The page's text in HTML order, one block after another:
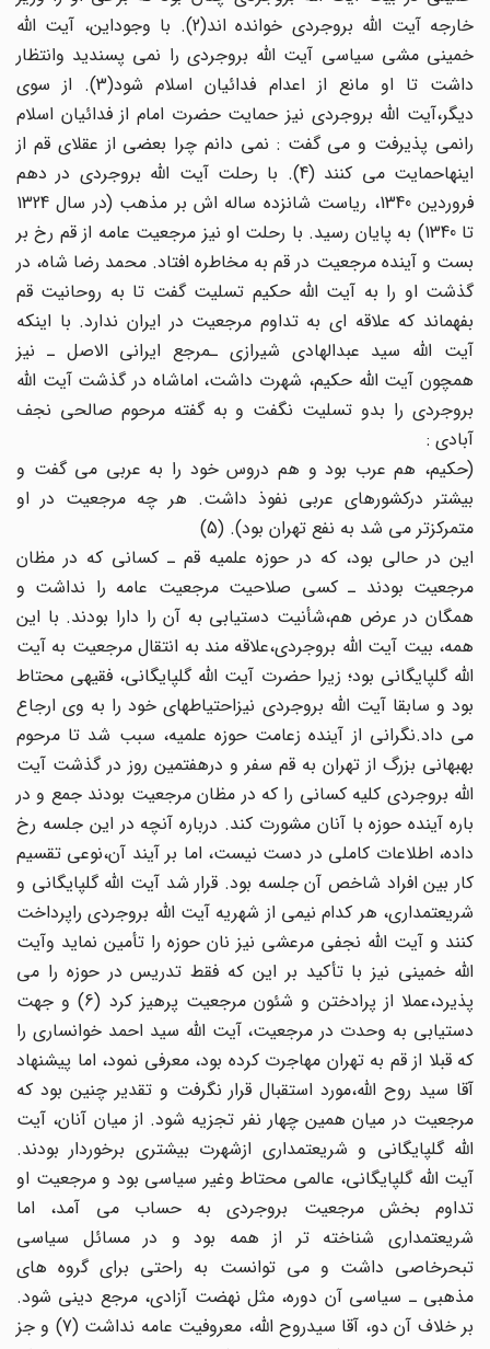
خارجه آیت الله بروجردی خوانده اند(2). با وجوداین، آیت الله
خمینی مشی سیاسی آیت الله بروجردی را نمی پسندید وانتظار
داشت تا او مانع از اعدام فدائیان اسلام شود(3). از سوی
دیگر،آیت الله بروجردی نیز حمایت حضرت امام از فدائیان اسلام
رانمی پذیرفت و می گفت : نمی دانم چرا بعضی از عقلای قم از
اینهاحمایت می کنند (4). با رحلت آیت الله بروجردی در دهم
فروردین 1340، ریاست شانزده ساله اش بر مذهب (در سال 1324
تا 1340) به پایان رسید. با رحلت او نیز مرجعیت عامه از قم رخ بر
بست و آینده مرجعیت در قم به مخاطره افتاد. محمد رضا شاه، در
گذشت او را به آیت الله حکیم تسلیت گفت تا به روحانیت قم
بفهماند که علاقه ای به تداوم مرجعیت در ایران ندارد. با اینکه
آیت الله سید عبدالهادی شیرازی ـمرجع ایرانی الاصل ـ نیز
همچون آیت الله حکیم، شهرت داشت، اماشاه در گذشت آیت الله
بروجردی را بدو تسلیت نگفت و به گفته مرحوم صالحی نجف
آبادی :
(حکیم، هم عرب بود و هم دروس خود را به عربی می گفت و
بیشتر درکشورهای عربی نفوذ داشت. هر چه مرجعیت در او
متمرکزتر می شد به نفع تهران بود). (5)
این در حالی بود، که در حوزه علمیه قم ـ کسانی که در مظان
مرجعیت بودند ـ کسی صلاحیت مرجعیت عامه را نداشت و
همگان در عرض هم،شأنیت دستیابی به آن را دارا بودند. با این
همه، بیت آیت الله بروجردی،علاقه مند به انتقال مرجعیت به آیت
الله گلپایگانی بود؛ زیرا حضرت آیت الله گلپایگانی، فقیهی محتاط
بود و سابقا آیت الله بروجردی نیزاحتیاطهای خود را به وی ارجاع
می داد.نگرانی از آینده زعامت حوزه علمیه، سبب شد تا مرحوم
بهبهانی بزرگ از تهران به قم سفر و درهفتمین روز در گذشت آیت
الله بروجردی کلیه کسانی را که در مظان مرجعیت بودند جمع و در
باره آینده حوزه با آنان مشورت کند. درباره آنچه در این جلسه رخ
داده، اطلاعات کاملی در دست نیست، اما بر آیند آن،نوعی تقسیم
کار بین افراد شاخص آن جلسه بود. قرار شد آیت الله گلپایگانی و
شریعتمداری، هر کدام نیمی از شهریه آیت الله بروجردی راپرداخت
کنند و آیت الله نجفی مرعشی نیز نان حوزه را تأمین نماید وآیت
الله خمینی نیز با تأکید بر این که فقط تدریس در حوزه را می
پذیرد،عملا از پرادختن و شئون مرجعیت پرهیز کرد (6) و جهت
دستیابی به وحدت در مرجعیت، آیت الله سید احمد خوانساری را
که قبلا از قم به تهران مهاجرت کرده بود، معرفی نمود، اما پیشنهاد
آقا سید روح الله،مورد استقبال قرار نگرفت و تقدیر چنین بود که
مرجعیت در میان همین چهار نفر تجزیه شود. از میان آنان، آیت
الله گلپایگانی و شریعتمداری ازشهرت بیشتری برخوردار بودند.
آیت الله گلپایگانی، عالمی محتاط وغیر سیاسی بود و مرجعیت او
تداوم بخش مرجعیت بروجردی به حساب می آمد، اما
شریعتمداری شناخته تر از همه بود و در مسائل سیاسی
تبحرخاصی داشت و می توانست به راحتی برای گروه های
مذهبی ـ سیاسی آن دوره، مثل نهضت آزادی، مرجع دینی شود.
بر خلاف آن دو، آقا سیدروح الله، معروفیت عامه نداشت (7) و جز